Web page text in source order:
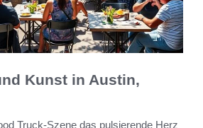
Kunst in Austin,
Truck-Szene das pulsierende Herz